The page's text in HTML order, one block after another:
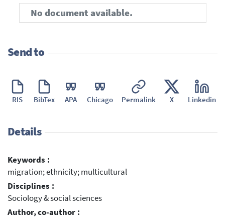
No document available.
Send to
RIS BibTex APA Chicago Permalink X Linkedin
Details
Keywords :
migration; ethnicity; multicultural
Disciplines :
Sociology & social sciences
Author, co-author :